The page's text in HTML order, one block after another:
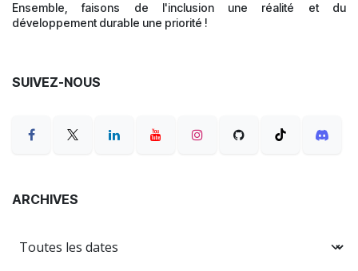
Ensemble, faisons de l'inclusion une réalité et du
développement durable une priorité !
SUIVEZ-NOUS
ARCHIVES